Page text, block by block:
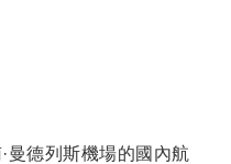
曼德列斯機場的國內航